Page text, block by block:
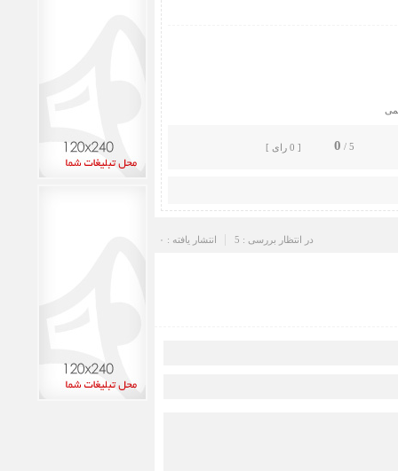
5 /
0 [ 0 رای ]
انتشار یافته : ۰ در انتظار بررسی : 5